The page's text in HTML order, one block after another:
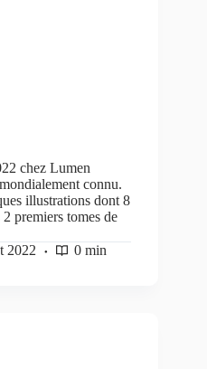
chez Lumen
connu.
illustrations dont 8
premiers tomes de
2022 0 min